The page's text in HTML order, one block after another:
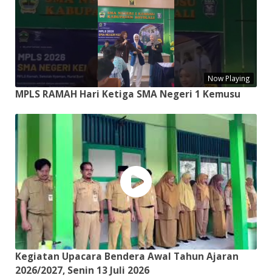
Now Playing
MPLS RAMAH Hari Ketiga SMA Negeri 1 Kemusu
Kegiatan Upacara Bendera Awal Tahun Ajaran
2026/2027, Senin 13 Juli 2026